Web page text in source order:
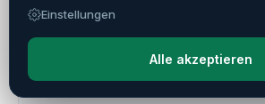
Weitere Ausstattung
Einstellungen
Alle akzeptieren